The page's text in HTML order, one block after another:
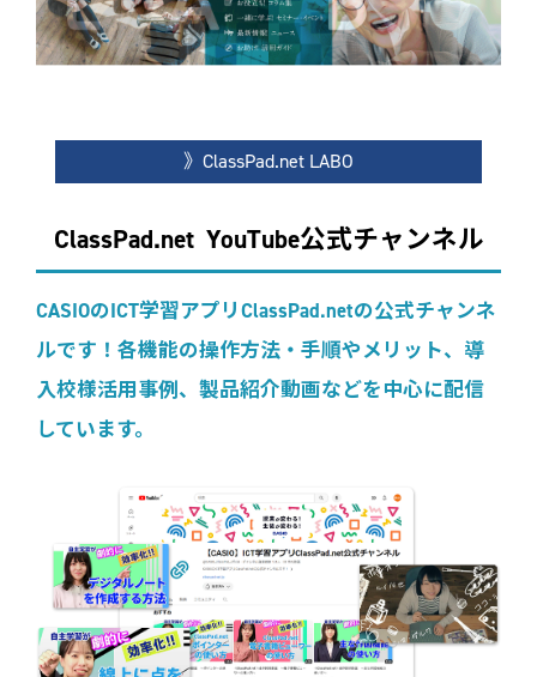
》ClassPad.net LABO
ClassPad.net YouTube公式チャンネル
CASIOのICT学習アプリClassPad.netの公式チャンネ
ルです！各機能の操作方法・手順やメリット、導
入校様活用事例、製品紹介動画などを中心に配信
しています。